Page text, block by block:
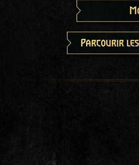
Parcourir